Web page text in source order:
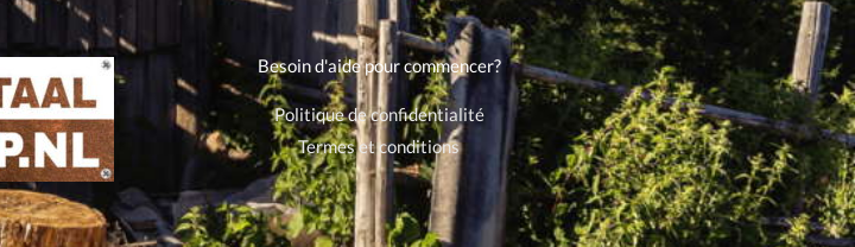
Besoin d'aide pour commencer?
Politique de confidentialité
Termes et conditions